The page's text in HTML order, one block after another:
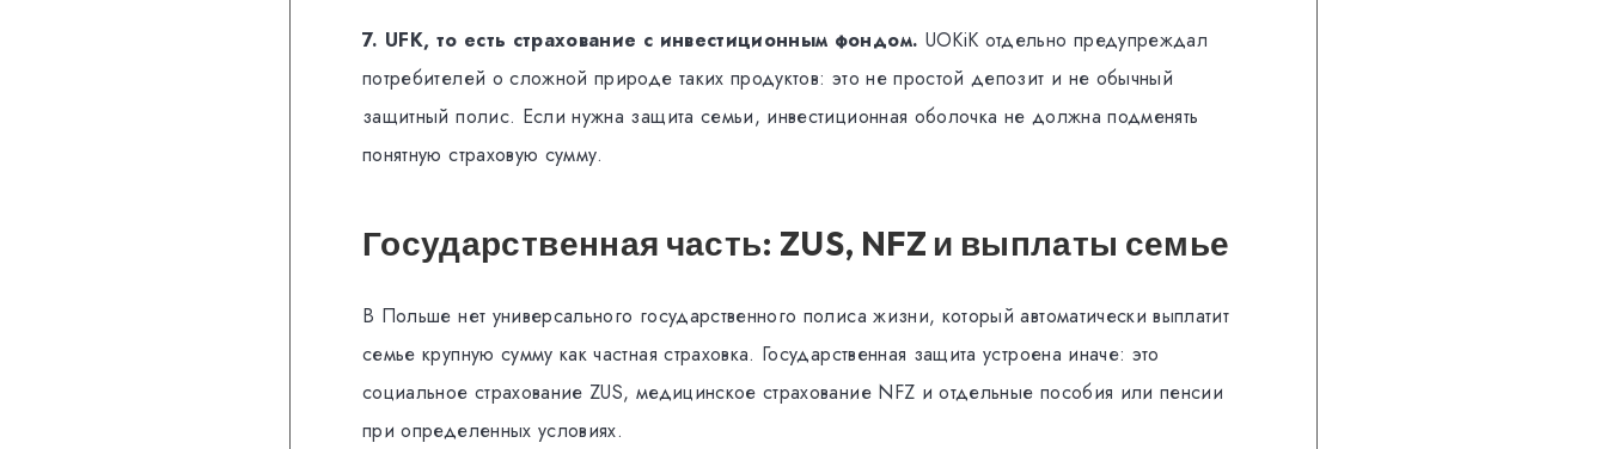
7. UFK, то есть страхование с инвестиционным фондом. UOKiK отдельно предупреждал
потребителей о сложной природе таких продуктов: это не простой депозит и не обычный
защитный полис. Если нужна защита семьи, инвестиционная оболочка не должна подменять
понятную страховую сумму.
Государственная часть: ZUS, NFZ и выплаты семье
В Польше нет универсального государственного полиса жизни, который автоматически выплатит
семье крупную сумму как частная страховка. Государственная защита устроена иначе: это
социальное страхование ZUS, медицинское страхование NFZ и отдельные пособия или пенсии
при определенных условиях.